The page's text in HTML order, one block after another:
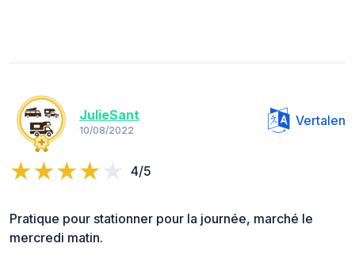
JulieSant
10/08/2022
Vertalen
4/5
Pratique pour stationner pour la journée, marché le
mercredi matin.